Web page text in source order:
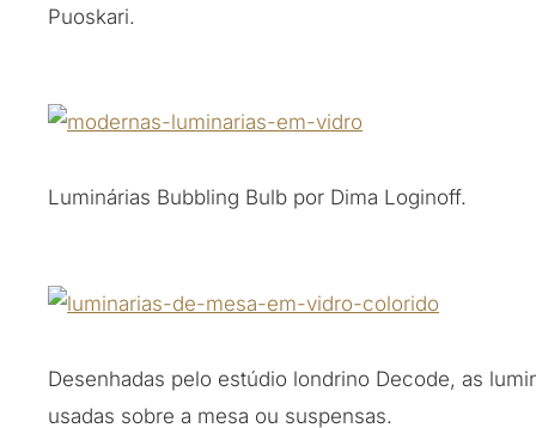
Puoskari.
Luminárias Bubbling Bulb por Dima Loginoff.
Desenhadas pelo estúdio londrino Decode, as
usadas sobre a mesa ou suspensas.